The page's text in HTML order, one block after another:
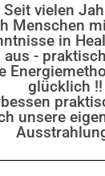
Seit vielen
Menschen
in
aus -
glücklich !!
unsere